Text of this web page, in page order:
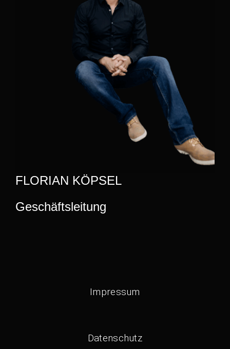
FLORIAN KÖPSEL
Geschäftsleitung
Impressum
Datenschutz